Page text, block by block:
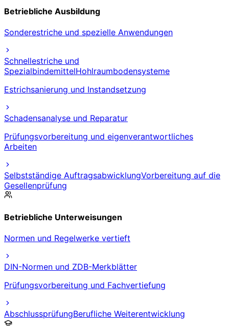
Betriebliche Ausbildung
Sonderestriche und spezielle Anwendungen
Schnellestriche und
SpezialbindemittelHohlraumbodensysteme
Estrichsanierung und Instandsetzung
Schadensanalyse und Reparatur
Prüfungsvorbereitung und eigenverantwortliches
Arbeiten
Selbstständige AuftragsabwicklungVorbereitung auf die
Gesellenprüfung
Betriebliche Unterweisungen
Normen und Regelwerke vertieft
DIN-Normen und ZDB-Merkblätter
Prüfungsvorbereitung und Fachvertiefung
AbschlussprüfungBerufliche Weiterentwicklung